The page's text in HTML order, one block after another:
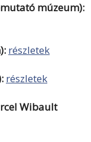
múzeum):
részletek
részletek
Wibault